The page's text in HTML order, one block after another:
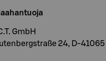
GmbH
24, D-